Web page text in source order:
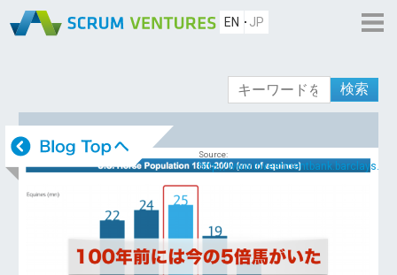
EN JP
検索
Source:
http://